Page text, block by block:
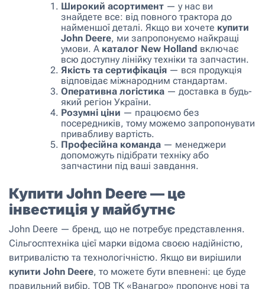
Широкий асортимент — у нас ви
знайдете все: від повного трактора до
найменшої деталі. Якщо ви хочете купити
John Deere, ми запропонуємо найкращі
умови. А каталог New Holland включає
всю доступну лінійку техніки та запчастин.
Якість та сертифікація — вся продукція
відповідає міжнародним стандартам.
Оперативна логістика — доставка в будь-
який регіон України.
Розумні ціни — працюємо без
посередників, тому можемо запропонувати
привабливу вартість.
Професійна команда — менеджери
допоможуть підібрати техніку або
запчастини під ваші завдання.
Купити John Deere — це
інвестиція у майбутнє
John Deere — бренд, що не потребує представлення.
Сільгосптехніка цієї марки відома своєю надійністю,
витривалістю та технологічністю. Якщо ви вирішили
купити John Deere, то можете бути впевнені: це буде
правильний вибір. ТОВ ТК «Ванагро» пропонує нові та